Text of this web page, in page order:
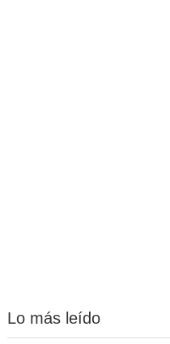
Lo más leído